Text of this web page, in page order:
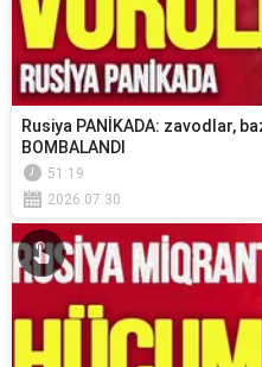
Rusiya PANİKADA: zavodlar,
BOMBALANDI
51:19
2026.07.30